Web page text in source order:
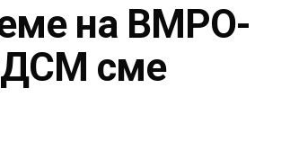
на ВМРО-
сме